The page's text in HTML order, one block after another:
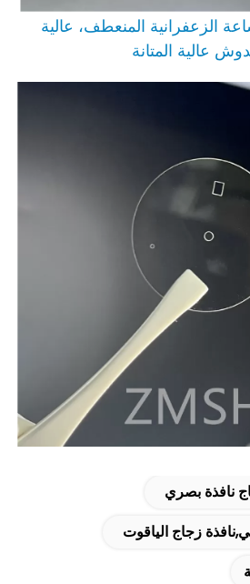
الزعفرانية المنعطف، عالية
عالية المتانة
نافذة بصري
زجاج الياقوت